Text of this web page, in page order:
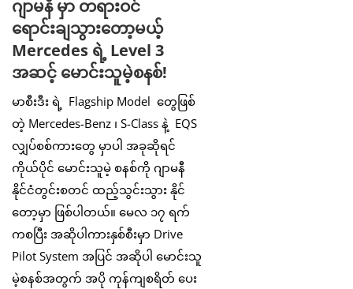
Larger
Image
ဂျာမနီ မှာ တရားဝင်
ရောင်းချသွားတော့မယ့်
Mercedes ရဲ့ Level 3
အဆင့် မောင်းသူမဲ့စနစ်!
မာစီးဒီး ရဲ့ Flagship Model တွေဖြစ်
တဲ့ Mercedes-Benz ၊ S-Class နဲ့ EQS
လျှပ်စစ်ကားတွေ မှာပါ အခုဆိုရင်
ကိုယ်ပိုင် မောင်းသူမဲ့ စနစ်ကို ဂျာမနီ
နိုင်ငံတွင်းစတင် ထည့်သွင်းသွား နိုင်
တော့မှာ ဖြစ်ပါတယ်။ မေလ ၁၇ ရက်
ကစပြီး အဆိုပါကားနှစ်စီးမှာ Drive
Pilot System အပြင် အဆိုပါ မောင်းသူ
မဲ့စနစ်အတွက် အပို ကုန်ကျစရိတ် ပေး